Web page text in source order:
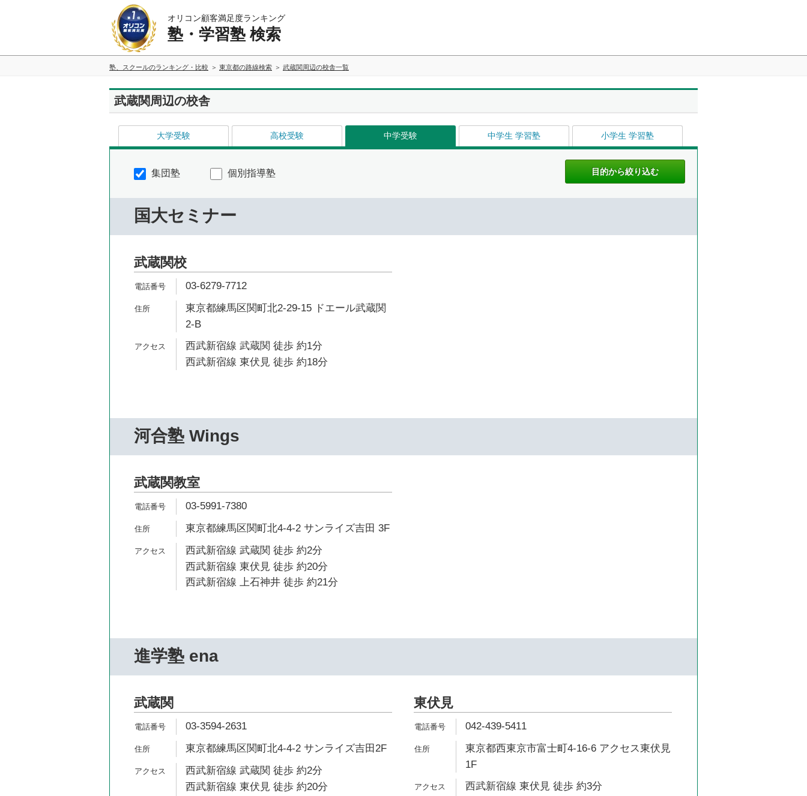
オリコン顧客満足度ランキング
塾・学習塾 検索
塾、スクールのランキング・比較 東京都の路線検索 武蔵関周辺の校舎一覧
武蔵関周辺の校舎
大学受験 高校受験 中学受験 中学生 学習塾 小学生 学習塾
集団塾 個別指導塾
国大セミナー
武蔵関校
03-6279-7712
東京都練馬区関町北2-29-15 ドエール武蔵関
2-B
西武新宿線 武蔵関 徒歩 約1分
西武新宿線 東伏見 徒歩 約18分
河合塾 Wings
武蔵関教室
03-5991-7380
東京都練馬区関町北4-4-2 サンライズ吉田 3F
西武新宿線 武蔵関 徒歩 約2分
西武新宿線 東伏見 徒歩 約20分
西武新宿線 上石神井 徒歩 約21分
進学塾 ena
武蔵関
03-3594-2631
東京都練馬区関町北4-4-2 サンライズ吉田2F
西武新宿線 武蔵関 徒歩 約2分
西武新宿線 東伏見 徒歩 約20分
東伏見
042-439-5411
東京都西東京市富士町4-16-6 アクセス東伏見
1F
西武新宿線 東伏見 徒歩 約3分